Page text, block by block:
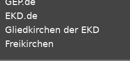
EKD.de
Gliedkirchen der EKD
Freikirchen